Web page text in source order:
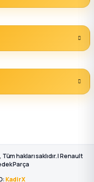
hakları saklıdır. | Renault
Parça
KadirX